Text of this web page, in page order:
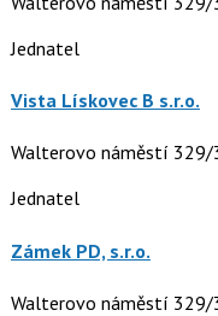
Jednatel
Vista Lískovec B s.r.o.
Walterovo náměstí 329/
Jednatel
Zámek PD, s.r.o.
Walterovo náměstí 329/